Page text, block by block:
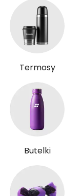
Termosy
Butelki